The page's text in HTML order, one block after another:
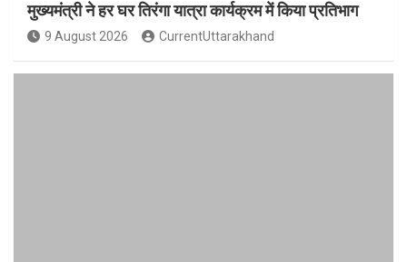
मुख्यमंत्री ने हर घर तिरंगा यात्रा कार्यक्रम में किया प्रतिभाग
9 August 2026 CurrentUttarakhand